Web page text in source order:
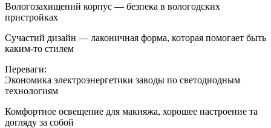
Вологозахищений корпус — безпека в вологодских
пристройках
Сучастий дизайн — лаконичная форма, которая помогает быть
каким-то стилем
Переваги:
Экономика электроэнергетики заводы по светодиодным
технологиям
Комфортное освещение для макияжа, хорошее настроение та
догляду за собой